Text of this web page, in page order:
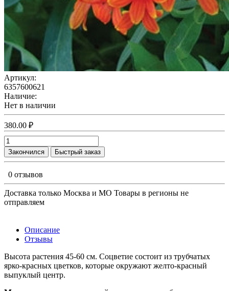
Артикул:
6357600621
Наличие:
Нет в наличии
380.00 ₽
Закончился Быстрый заказ
0 отзывов
Доставка только Москва и МО Товары в регионы не
отправляем
Описание
Отзывы
Высота растения 45-60 см. Соцветие состоит из трубчатых
ярко-красных цветков, которые окружают желто-красный
выпуклый центр.